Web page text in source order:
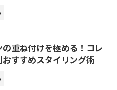
の重ね付けを極める！コレ
おすすめスタイリング術